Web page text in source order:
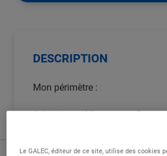
DESCRIPTION
Mon périmètre :
Administratif Scapnor et
Le GALEC, éditeur de ce site, utilise des cookies